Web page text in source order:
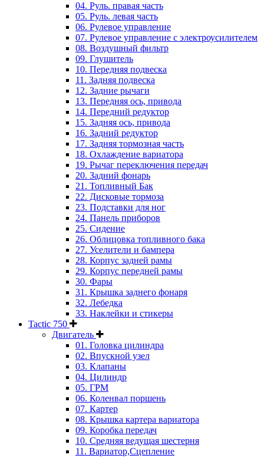
04. Руль. правая часть
05. Руль. левая часть
06. Рулевое управление
07. Рулевое управление с электроусилителем
08. Воздушный фильтр
09. Глушитель
10. Передняя подвеска
11. Задняя подвеска
12. Задние рычаги
13. Передняя ось, привода
14. Передний редуктор
15. Задняя ось, привода
16. Задний редуктор
17. Задняя тормозная часть
18. Охлаждение вариатора
19. Рычаг переключения передач
20. Задний фонарь
21. Топливный Бак
22. Дисковые тормоза
23. Подставки для ног
24. Панель приборов
25. Сидение
26. Облицовка топливного бака
27. Уселители и бампера
28. Корпус задней рамы
29. Корпус передней рамы
30. Фары
31. Крышка заднего фонаря
32. Лебедка
33. Наклейки и стикеры
Tactic 750
Двигатель
01. Головка цилиндра
02. Впускной узел
03. Клапаны
04. Цилиндр
05. ГРМ
06. Коленвал поршень
07. Картер
08. Крышка картера вариатора
09. Коробка передач
10. Средняя ведущая шестерня
11. Вариатор,Сцепление